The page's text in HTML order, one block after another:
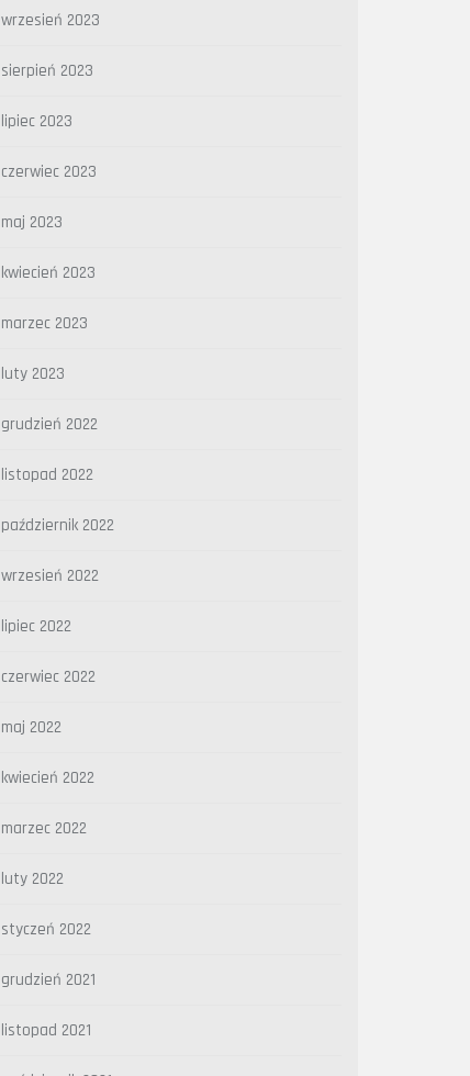
wrzesień 2023
sierpień 2023
lipiec 2023
czerwiec 2023
maj 2023
kwiecień 2023
marzec 2023
luty 2023
grudzień 2022
listopad 2022
październik 2022
wrzesień 2022
lipiec 2022
czerwiec 2022
maj 2022
kwiecień 2022
marzec 2022
luty 2022
styczeń 2022
grudzień 2021
listopad 2021